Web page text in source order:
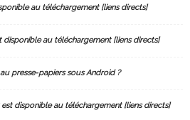
au téléchargement [liens directs]
disponible au téléchargement [liens directs]
presse-papiers sous Android ?
est disponible au téléchargement [liens directs]